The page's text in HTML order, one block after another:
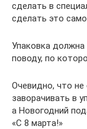
сделать в
сделать это
Упаковка должна
поводу, по
Очевидно, что
заворачивать в
а Новогодний
«С 8 марта!»